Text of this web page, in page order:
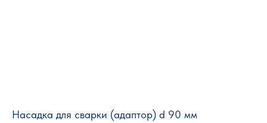
Насадка для сварки (адаптор) d 90 мм